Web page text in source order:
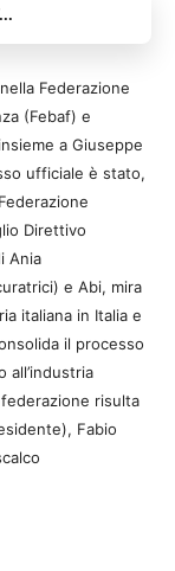
Federazione
(Febaf) e
a Giuseppe
ufficiale è stato,
Direttivo
Ania
e Abi, mira
italiana in Italia e
il processo
risulta
Fabio